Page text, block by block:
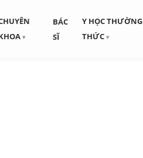
BÁC
SĨ
Y HỌC THƯỜNG
THỨC